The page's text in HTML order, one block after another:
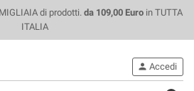
di prodotti.da 109,00 Euro in TUTTA
ITALIA
person Accedi